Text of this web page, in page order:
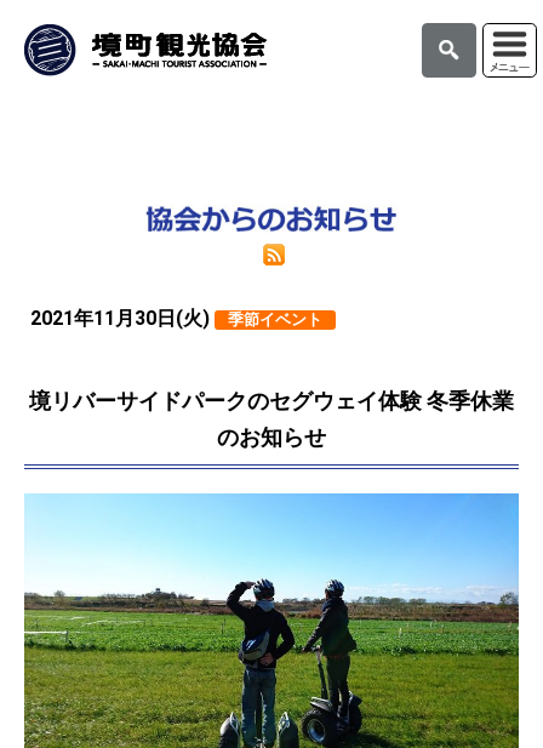
2021年11月30日(火) 季節イベント
境リバーサイドパークのセグウェイ体験 冬季休業
のお知らせ